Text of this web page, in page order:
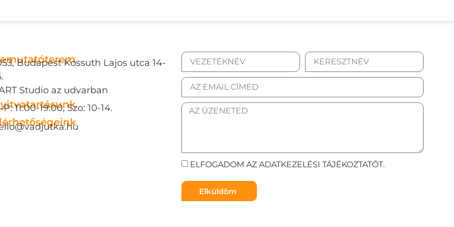
Budapest Kossuth Lajos utca 14-
Studio az udvarban
P: 11:00-19:00, Szo: 10-14.
ELFOGADOM AZ ADATKEZELÉSI TÁJÉKOZTATÓT.
Elküldöm